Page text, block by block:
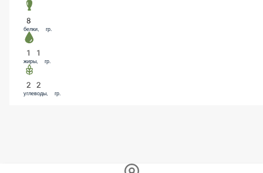
8
белки, гр.
11
жиры, гр.
22
углеводы, гр.